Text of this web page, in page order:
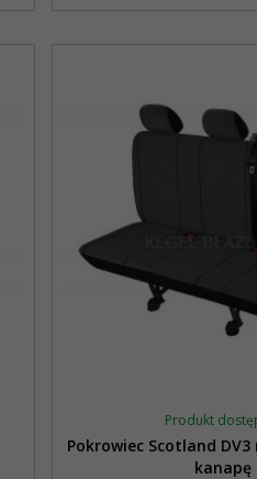
Produkt
Pokrowiec Scotland
kanapę